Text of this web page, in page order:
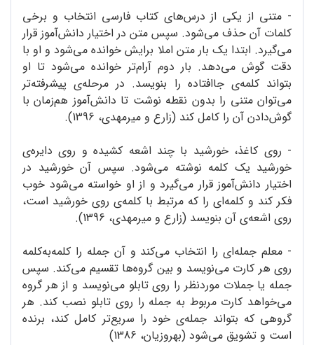
- متنی از یکی از درس‌های کتاب فارسی انتخاب و برخی
کلمات آن حذف می‌‌شود. سپس متن در اختیار دانش‌آموز قرار
می‌گیرد. ابتدا یک بار متن املا برایش خوانده می‌شود و او با
دقت گوش می‌دهد. بار دوم آرام‌تر خوانده می‌شود تا او
بتواند کلمه‌ی جاافتاده را بنویسد. در مرحله‌ی پیشرفته‌تر
می‌توان متنی را بدون نقطه نوشت تا دانش‌آموز هم‌زمان با
گوش‌دادن آن را کامل کند (زارع و میرمهدی، 1396).
- روی کاغذ، خورشید با چند اشعه کشیده و روی دایره‌ی
خورشید یک کلمه نوشته می‌شود. سپس آن خورشید در
اختیار دانش‌آموز قرار می‌گیرد و از او خواسته می‌شود خوب
فکر کند و کلمه‌ای را که مرتبط با کلمه‌ی روی خورشید است،
روی اشعه‌ی آن بنویسد (زارع و میرمهدی، 1396).
- معلم جمله‌ای را انتخاب می‌کند و آن جمله را کلمه‌به‌کلمه
روی هر کارت می‌نویسد و بین گروه‌ها تقسیم می‌کند. سپس
جمله یا جملات موردنظر را روی تابلو می‌نویسد و از هر گروه
می‌خواهد کارت مربوط به جمله را روی تابلو نصب کند. هر
گروهی که بتواند جمله‌ی خود را سریع‌تر کامل کند، برنده
است و تشویق می‌شود (بهروزیان، 1386)